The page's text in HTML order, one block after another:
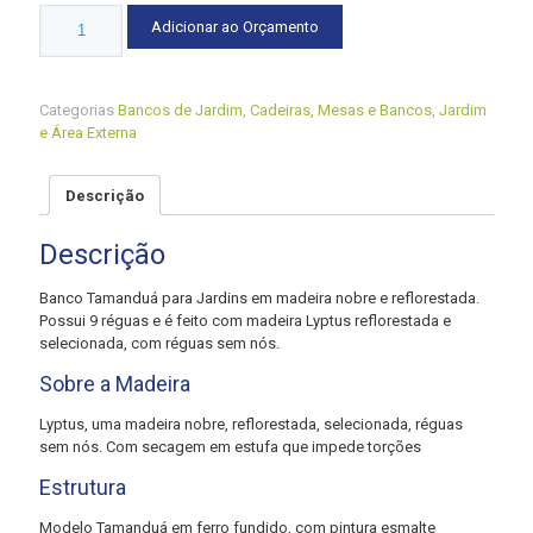
Adicionar ao Orçamento
Categorias Bancos de Jardim, Cadeiras, Mesas e Bancos, Jardim
e Área Externa
Descrição
Descrição
Banco Tamanduá para Jardins em madeira nobre e reflorestada.
Possui 9 réguas e é feito com madeira Lyptus reflorestada e
selecionada, com réguas sem nós.
Sobre a Madeira
Lyptus, uma madeira nobre, reflorestada, selecionada, réguas
sem nós. Com secagem em estufa que impede torções
Estrutura
Modelo Tamanduá em ferro fundido, com pintura esmalte